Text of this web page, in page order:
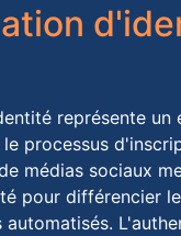
représente un
processus
médias sociaux
pour différencier
automatisés.